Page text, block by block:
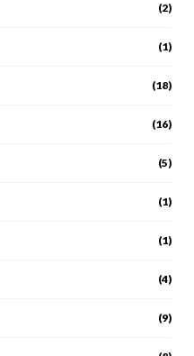
(2)
(1)
(18)
(16)
(5)
(1)
(1)
(4)
(9)